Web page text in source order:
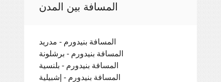
المسافة بين المدن
المسافة بنيدورم - مدريد
المسافة بنيدورم - برشلونة
المسافة بنيدورم - بلنسية
المسافة بنيدورم - إشبيلية